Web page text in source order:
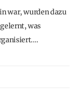
war, wurden dazu
was